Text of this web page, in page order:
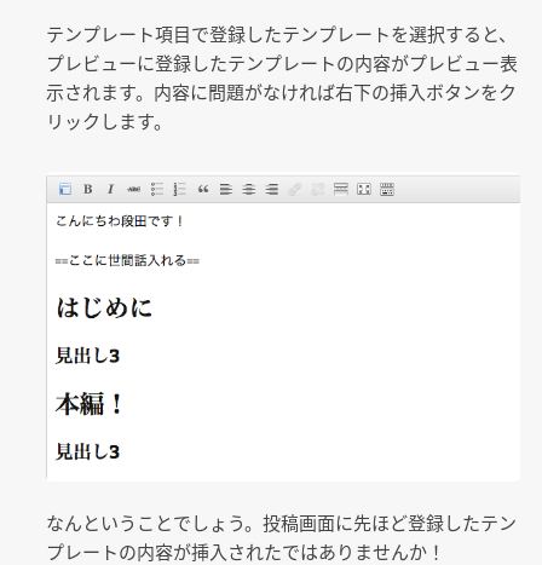
テンプレート項目で登録したテンプレートを選択すると、
プレビューに登録したテンプレートの内容がプレビュー表
示されます。内容に問題がなければ右下の挿入ボタンをク
リックします。
なんということでしょう。投稿画面に先ほど登録したテン
プレートの内容が挿入されたではありませんか！